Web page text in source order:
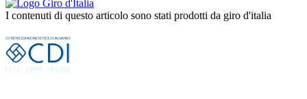
I contenuti di questo articolo sono stati prodotti da giro d'italia